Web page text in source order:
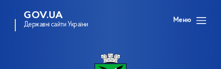
GOV.UA
Державні сайти України
Меню